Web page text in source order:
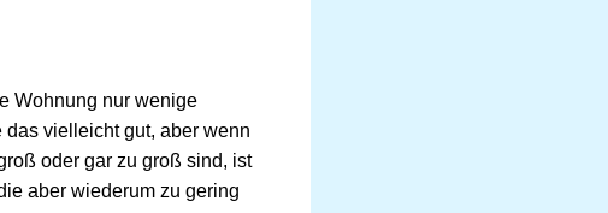
Wohnung nur wenige
vielleicht gut, aber wenn
oder gar zu groß sind, ist
aber wiederum zu gering